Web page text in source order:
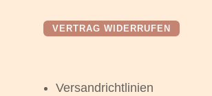
VERTRAG WIDERRUFEN
Versandrichtlinien